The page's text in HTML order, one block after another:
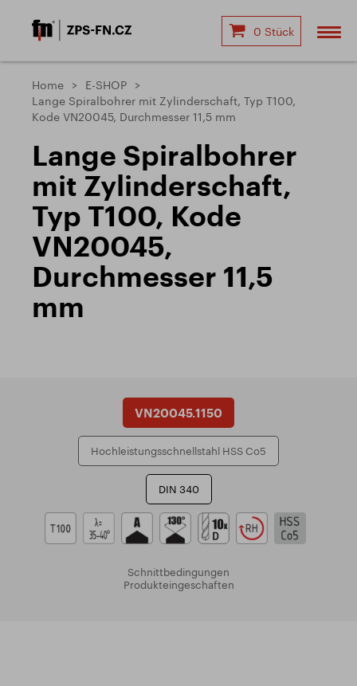
0 Stück
Home
E-SHOP
Lange Spiralbohrer mit Zylinderschaft, Typ T100,
Kode VN20045, Durchmesser 11,5 mm
Lange Spiralbohrer
mit Zylinderschaft,
Typ T100, Kode
VN20045,
Durchmesser 11,5
mm
VN20045.1150
Hochleistungsschnellstahl HSS Co5
DIN 340
Schnittbedingungen
Produkteingeschaften